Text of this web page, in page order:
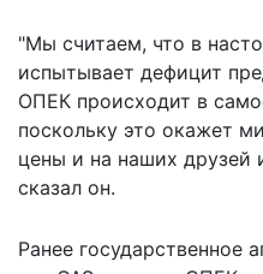
"Мы считаем, что в
испытывает дефицит
ОПЕК происходит в
поскольку это окажет
цены и на наших
сказал он.
Ранее государственное